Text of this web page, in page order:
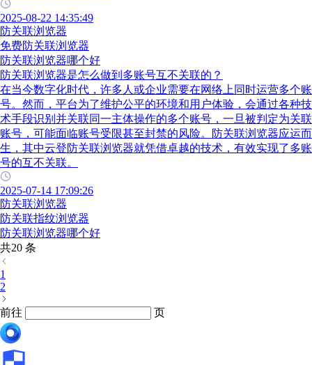
2025-08-22 14:35:49
防关联浏览器
免费防关联浏览器
防关联浏览器哪个好
防关联浏览器是怎么做到多账号互不关联的？
在当今数字化时代，许多人或企业需要在网络上同时运营多个账
号。然而，平台为了维护公平的环境和用户体验，会通过各种技
术手段识别并关联同一主体操作的多个账号，一旦被判定为关联
账号，可能面临账号受限甚至封禁的风险。防关联浏览器应运而
生，其中云登防关联浏览器就凭借卓越的技术，有效实现了多账
号的互不关联。
2025-07-14 17:09:26
防关联浏览器
防关联指纹浏览器
防关联浏览器哪个好
共20 条
1
2
前往 页